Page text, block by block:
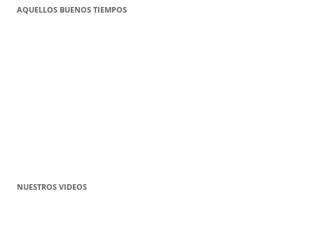
AQUELLOS BUENOS TIEMPOS
NUESTROS VIDEOS